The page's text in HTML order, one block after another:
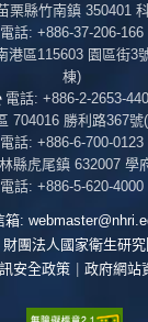
栗縣竹南鎮 350401
電話: +886-37-206-166
港區115603 園區街3
棟)
電話: +886-2-2653-
704016 勝利路367
電話: +886-6-700-0123
縣虎尾鎮 632007 學
電話: +886-5-620-4000
箱:
財團法人國家衛生研
安全政策 | 政府網站